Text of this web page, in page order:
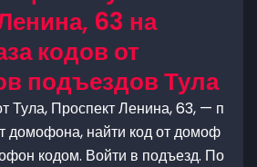
63 на
кодов от
подъездов Тула
Тула, Проспект Ленина, 63, — п
домофона, найти код от домоф
кодом. Войти в подъезд. По